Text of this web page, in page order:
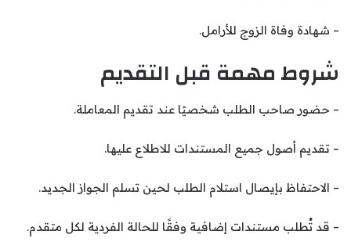
– شهادة وفاة الزوج للأرامل.
شروط مهمة قبل التقديم
– حضور صاحب الطلب شخصيًا عند تقديم المعاملة.
– تقديم أصول جميع المستندات للاطلاع عليها.
– الاحتفاظ بإيصال استلام الطلب لحين تسلم الجواز الجديد.
– قد تُطلب مستندات إضافية وفقًا للحالة الفردية لكل متقدم.